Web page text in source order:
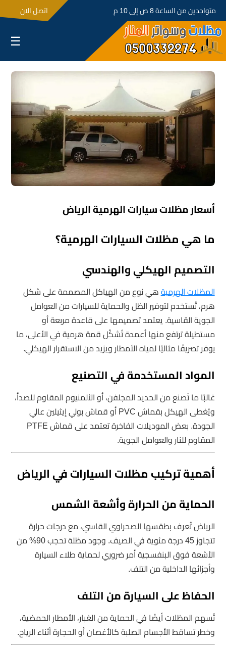
متواجدين من الساعة 8 ص إلى 10 م اتصل الان
☰
أسعار مظلات سيارات الهرمية الرياض
ما هي مظلات السيارات الهرمية؟
التصميم الهيكلي والهندسي
المظلات الهرميةهي نوع من الهياكل المصممة على شكل
هرم، تُستخدم لتوفير الظل والحماية للسيارات من العوامل
الجوية القاسية. يعتمد تصميمها على قاعدة مربعة أو
مستطيلة ترتفع منها أعمدة تُشكّل قمة هرمية في الأعلى، ما
يوفر تصريفًا مثاليًا لمياه الأمطار ويزيد من الاستقرار الهيكلي.
المواد المستخدمة في التصنيع
غالبًا ما تُصنع من الحديد المجلفن، أو الألمنيوم المقاوم للصدأ،
ويُغطى الهيكل بقماش PVC أو قماش بولي إيثيلين عالي
الجودة. بعض الموديلات الفاخرة تعتمد على قماش PTFE
المقاوم للنار والعوامل الجوية.
أهمية تركيب مظلات السيارات في الرياض
الحماية من الحرارة وأشعة الشمس
الرياض تُعرف بطقسها الصحراوي القاسي، مع درجات حرارة
تتجاوز 45 درجة مئوية في الصيف. وجود مظلة تحجب 90% من
الأشعة فوق البنفسجية أمر ضروري لحماية طلاء السيارة
وأجزائها الداخلية من التلف.
الحفاظ على السيارة من التلف
تُسهم المظلات أيضًا في الحماية من الغبار، الأمطار الحمضية،
وخطر تساقط الأجسام الصلبة كالأغصان أو الحجارة أثناء الرياح.